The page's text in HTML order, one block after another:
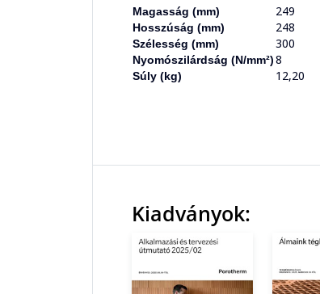
Magasság (mm) 249
Hosszúság (mm) 248
Szélesség (mm) 300
Nyomószilárdság (N/mm²)8
Súly (kg) 12,20
Kiadványok: